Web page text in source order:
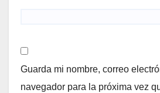
Guarda mi nombre, correo
navegador para la próxima vez